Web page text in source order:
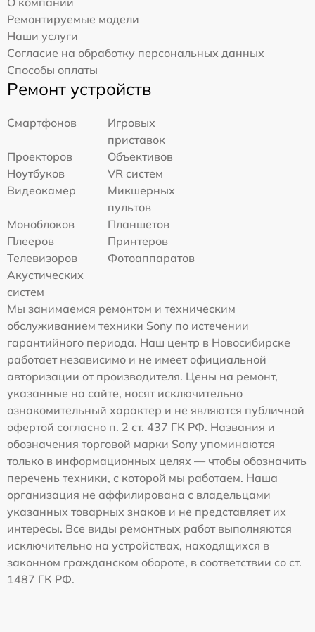
Ремонтируемые модели
Наши услуги
Согласие на обработку персональных данных
Способы оплаты
Ремонт устройств
Смартфонов
Игровых
приставок
Проекторов
Объективов
Ноутбуков
VR систем
Видеокамер
Микшерных
пультов
Моноблоков
Планшетов
Плееров
Принтеров
Телевизоров
Фотоаппаратов
Акустических
систем
Мы занимаемся ремонтом и техническим
обслуживанием техники Sony по истечении
гарантийного периода. Наш центр в Новосибирске
работает независимо и не имеет официальной
авторизации от производителя. Цены на ремонт,
указанные на сайте, носят исключительно
ознакомительный характер и не являются публичной
офертой согласно п. 2 ст. 437 ГК РФ. Названия и
обозначения торговой марки Sony упоминаются
только в информационных целях — чтобы обозначить
перечень техники, с которой мы работаем. Наша
организация не аффилирована с владельцами
указанных товарных знаков и не представляет их
интересы. Все виды ремонтных работ выполняются
исключительно на устройствах, находящихся в
законном гражданском обороте, в соответствии со ст.
1487 ГК РФ.